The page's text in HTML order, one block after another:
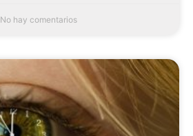
No hay comentarios